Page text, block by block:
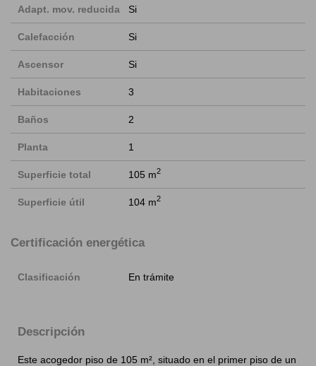
Adapt. mov. reducida Si
Calefacción Si
Ascensor Si
Habitaciones 3
Baños 2
Planta 1
Superficie total 105 m2
Superficie útil 104 m2
Certificación energética
Clasificación En trámite
Descripción
Este acogedor piso de 105 m², situado en el primer piso de un